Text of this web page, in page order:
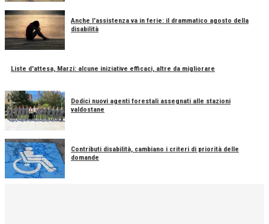
Anche l'assistenza va in ferie: il drammatico agosto della
disabilità
Liste d'attesa, Marzi: alcune iniziative efficaci, altre da migliorare
Dodici nuovi agenti forestali assegnati alle stazioni
valdostane
Contributi disabilità, cambiano i criteri di priorità delle
domande